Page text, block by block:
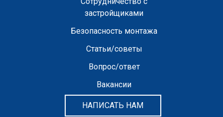
застройщиками
Безопасность монтажа
Статьи/советы
Вопрос/ответ
Вакансии
НАПИСАТЬ НАМ